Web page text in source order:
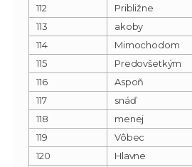
112
Približne
113
akoby
114
Mimochodom
115
Predovšetkým
116
Aspoň
117
snáď
118
menej
119
Vôbec
120
Hlavne